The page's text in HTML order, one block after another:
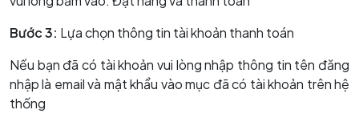
Bước 3: Lựa chọn thông tin tài khoản thanh toán
Nếu bạn đã có tài khoản vui lòng nhập thông tin tên đăng
nhập là email và mật khẩu vào mục đã có tài khoản trên hệ
thống